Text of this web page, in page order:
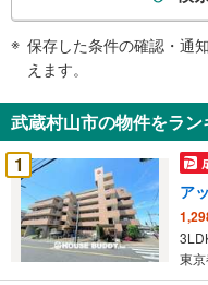
知
を
受
け
取
る
・
保存した条件の確認・通
えます。
武蔵村山市の物件をラ
1
ア
東